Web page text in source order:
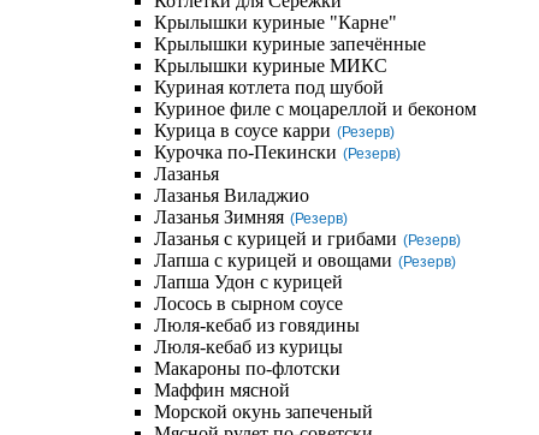
Крылышки куриные "Карне"
Крылышки куриные запечённые
Крылышки куриные МИКС
Куриная котлета под шубой
Куриное филе с моцареллой и беконом
Курица в соусе карри (Резерв)
Курочка по-Пекински (Резерв)
Лазанья
Лазанья Виладжио
Лазанья Зимняя (Резерв)
Лазанья с курицей и грибами (Резерв)
Лапша с курицей и овощами (Резерв)
Лапша Удон с курицей
Лосось в сырном соусе
Люля-кебаб из говядины
Люля-кебаб из курицы
Макароны по-флотски
Маффин мясной
Морской окунь запеченый